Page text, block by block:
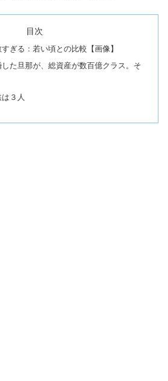
目次
ぎる：若い頃との比較【画像】
た旦那が、総資産が数百億クラス。そ
３人